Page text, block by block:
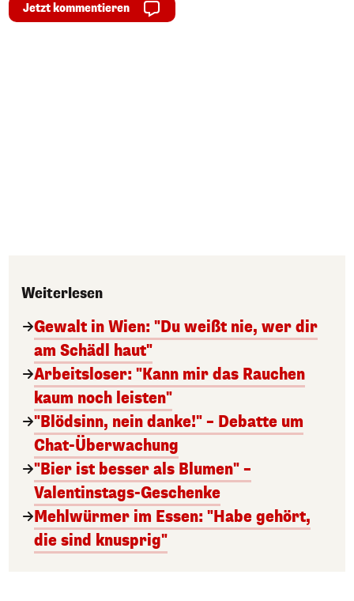
Jetzt kommentieren
Weiterlesen
Gewalt in Wien: "Du weißt nie, wer dir
am Schädl haut"
Arbeitsloser: "Kann mir das Rauchen
kaum noch leisten"
"Blödsinn, nein danke!" – Debatte um
Chat-Überwachung
"Bier ist besser als Blumen" –
Valentinstags-Geschenke
Mehlwürmer im Essen: "Habe gehört,
die sind knusprig"